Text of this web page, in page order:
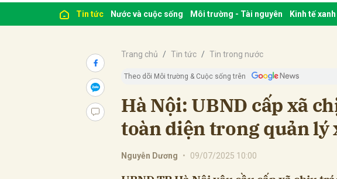
Tin tức Nước và cuộc sống Môi trường - Tài nguyên Kinh tế xanh
Trang chủ Tin tức Tin trong nước
Theo dõi Môi trường & Cuộc sống trên
Hà Nội: UBND cấp xã
toàn diện trong quản lý
Nguyễn Dương • 09/07/2025 10:00